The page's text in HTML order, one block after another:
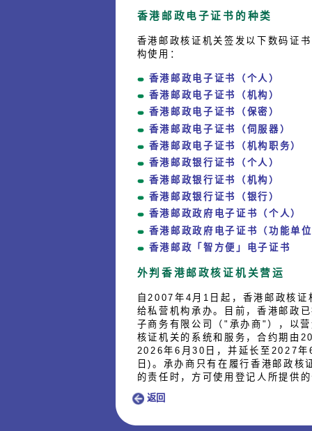
香港邮政电子证书的种类
香港邮政核证机关签发以下数码证
构使用：
香港邮政电子证书（个人）
香港邮政电子证书（机构）
香港邮政电子证书（保密）
香港邮政电子证书（伺服器）
香港邮政电子证书（机构职务）
香港邮政银行证书（个人）
香港邮政银行证书（机构）
香港邮政银行证书（银行）
香港邮政政府电子证书（个人）
香港邮政政府电子证书（功能单
香港邮政「智方便」电子证书
外判香港邮政核证机关营运
自2007年4月1日起，香港邮政核证
给私营机构承办。目前，香港邮政
子商务有限公司（"承办商"），以
核证机关的系统和服务，合约期由
2026年6月30日，并延长至2027
日)。承办商只有在履行香港邮政核
的责任时，方可使用登记人所提供
返回